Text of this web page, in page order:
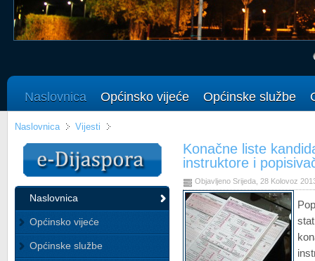
Naslovnica Općinsko vijeće Općinske službe
Naslovnica Vijesti
Naslovnica
Općinsko vijeće
Općinske službe
Konačne liste
instruktore i
Objavljeno Srijeda, 28 Kolovoz